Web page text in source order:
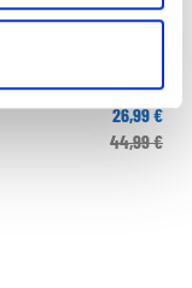
26,99 €
44,99 €
CAMISETA
about PANTALON
about SUDADERA